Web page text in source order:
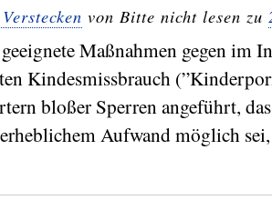
von Bitte nicht lesen zu
Maßnahmen gegen im
Kindesmissbrauch
bloßer Sperren angeführt,
Aufwand möglich